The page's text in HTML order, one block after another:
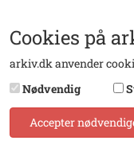
Cookies på
arkiv.dk anvender
Nødvendig
Accepter